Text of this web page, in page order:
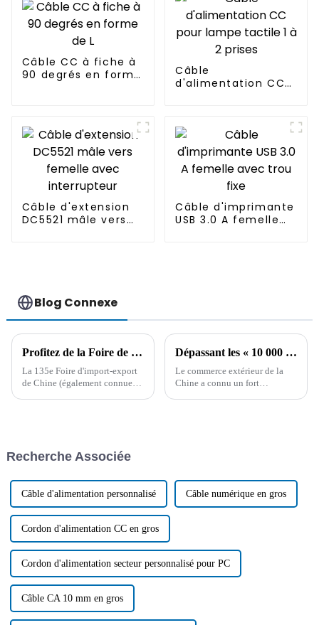
Câble CC à fiche à
90 degrés en forme
Câble
d'alimentation CC
Câble d'extension
DC5521 mâle vers
Câble d'imprimante
USB 3.0 A femelle
Blog Connexe
Profitez de la Foire de Canton : le système d'approvisionnement stable et les solutions de matières premières de Boying
La 135e Foire d'import-export
de Chine (également connue
international...
Dépassant les « 10 000 milliards », le taux de croissance du volume des importations et des exportations de la Chine au premier trimestre a atteint un nouveau sommet.
Le commerce extérieur de la
Chine a connu un fort
exportations, on compte
notamment les produits de
câbles…
Recherche Associée
Câble d'alimentation personnalisé Câble numérique en gros
Cordon d'alimentation CC en gros
Cordon d'alimentation secteur personnalisé pour PC
Câble CA 10 mm en gros